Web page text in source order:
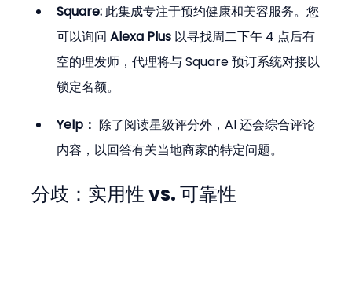
Square: 此集成专注于预约健康和美容服务。您
可以询问 Alexa Plus 以寻找周二下午 4 点后有
空的理发师，代理将与 Square 预订系统对接以
锁定名额。
Yelp： 除了阅读星级评分外，AI 还会综合评论
内容，以回答有关当地商家的特定问题。
分歧：实用性 vs. 可靠性